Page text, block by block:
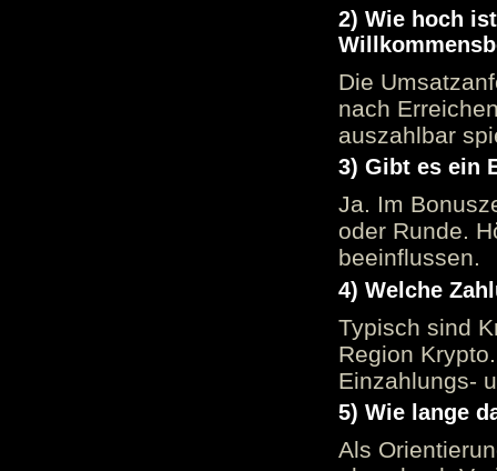
2) Wie hoch
Die
nach
auszahlbar
3) Gibt es ein
Ja. Im
oder Runde.
beeinflussen.
4) Welche
Typisch sind
Region
Einzahlungs-
5) Wie lange
Als